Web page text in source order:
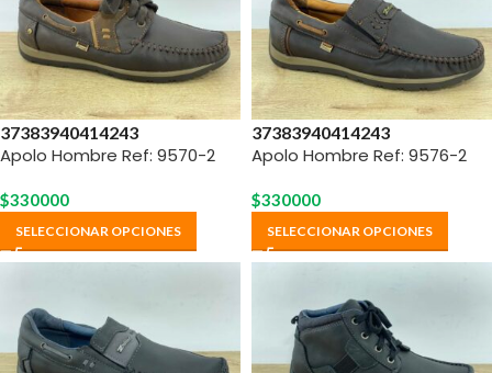
37383940414243
Apolo Hombre Ref: 9570-2
$330000
SELECCIONAR OPCIONES
37383940414243
Apolo Hombre Ref: 9576-2
$330000
SELECCIONAR OPCIONES